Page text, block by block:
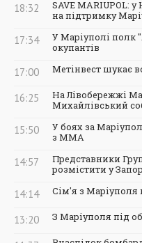
18:32
SAVE
на підтримку
17:34
У Маріуполі полк
окупантів
17:00 Метінвест шукає
16:25
На Лівобережжі
Михайлівський
15:50
У боях за
з ММА
14:57
Представники
розмістити у
14:14 Сім'я з Маріуполя
13:20 З Маріуполя під